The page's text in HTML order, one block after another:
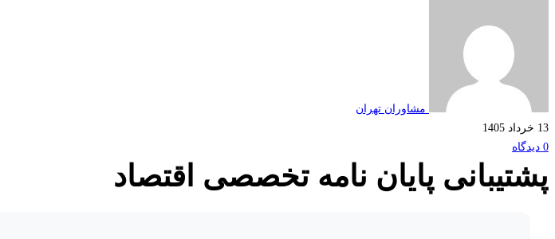
مشاوران تهران
13 خرداد 1405
0 دیدگاه
پشتیبانی پایان نامه تخصصی اقتصاد